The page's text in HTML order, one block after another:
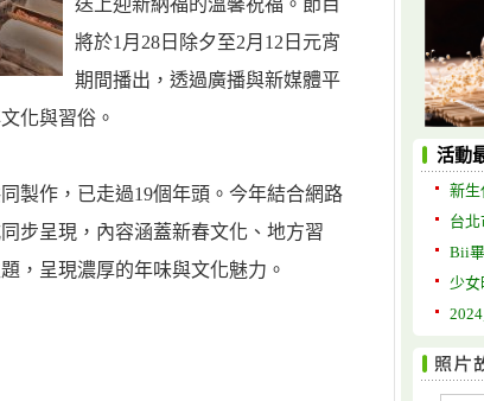
送上迎新納福的溫馨祝福。節目
將於1月28日除夕至2月12日元宵
期間播出，透過廣播與新媒體平
化與習俗。
製作，已走過19個年頭。今年結合網路
步呈現，內容涵蓋新春文化、地方習
，呈現濃厚的年味與文化魅力。
活動
新生
台
Bii
少